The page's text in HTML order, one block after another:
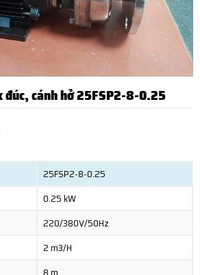
đúc, cánh hở 25FSP2-8-0.25
25FSP2-8-0.25
0.25 kW
220/380V/50Hz
2 m3/H